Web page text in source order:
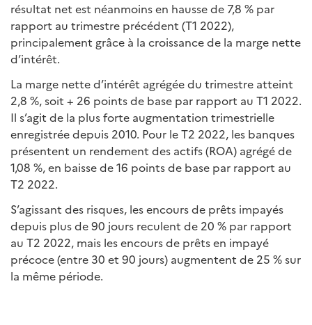
résultat net est néanmoins en hausse de 7,8 % par
rapport au trimestre précédent (T1 2022),
principalement grâce à la croissance de la marge nette
d’intérêt.
La marge nette d’intérêt agrégée du trimestre atteint
2,8 %, soit + 26 points de base par rapport au T1 2022.
Il s’agit de la plus forte augmentation trimestrielle
enregistrée depuis 2010. Pour le T2 2022, les banques
présentent un rendement des actifs (ROA) agrégé de
1,08 %, en baisse de 16 points de base par rapport au
T2 2022.
S’agissant des risques, les encours de prêts impayés
depuis plus de 90 jours reculent de 20 % par rapport
au T2 2022, mais les encours de prêts en impayé
précoce (entre 30 et 90 jours) augmentent de 25 % sur
la même période.